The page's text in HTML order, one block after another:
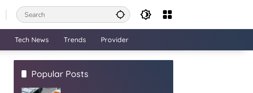
Tech News Trends Provider
Popular Posts